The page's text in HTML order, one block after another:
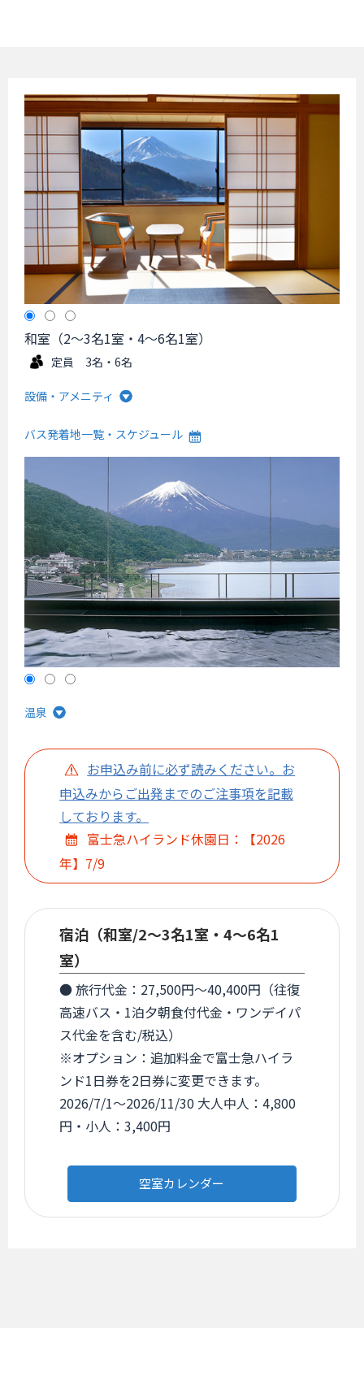
和室（2～3名1室・4～6名1室）
定員 3名・6名
設備・アメニティ
バス発着地一覧・スケジュール
温泉
お申込み前に必ず読みください。お
申込みからご出発までのご注事項を記載
しております。
富士急ハイランド休園日：【2026
年】7/9
宿泊（和室/2～3名1室・4～6名1
室）
● 旅行代金：27,500円～40,400円（往復
高速バス・1泊夕朝食付代金・ワンデイパ
ス代金を含む/税込）
※オプション：追加料金で富士急ハイラ
ンド1日券を2日券に変更できます。
2026/7/1～2026/11/30 大人中人：4,800
円・小人：3,400円
空室カレンダー